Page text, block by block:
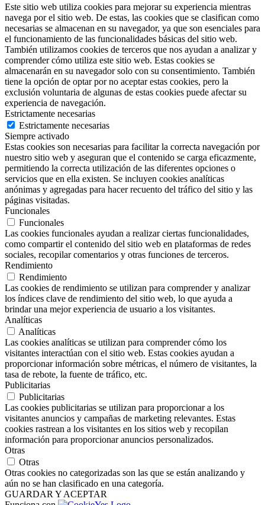
Este sitio web utiliza cookies para mejorar su experiencia mientras
navega por el sitio web. De estas, las cookies que se clasifican como
necesarias se almacenan en su navegador, ya que son esenciales para
el funcionamiento de las funcionalidades básicas del sitio web.
También utilizamos cookies de terceros que nos ayudan a analizar y
comprender cómo utiliza este sitio web. Estas cookies se
almacenarán en su navegador solo con su consentimiento. También
tiene la opción de optar por no aceptar estas cookies, pero la
exclusión voluntaria de algunas de estas cookies puede afectar su
experiencia de navegación.
Estrictamente necesarias
Estrictamente necesarias
Siempre activado
Estas cookies son necesarias para facilitar la correcta navegación por
nuestro sitio web y aseguran que el contenido se carga eficazmente,
permitiendo la correcta utilización de las diferentes opciones o
servicios que en ella existen. Se incluyen cookies analíticas
anónimas y agregadas para hacer recuento del tráfico del sitio y las
páginas visitadas.
Funcionales
Funcionales
Las cookies funcionales ayudan a realizar ciertas funcionalidades,
como compartir el contenido del sitio web en plataformas de redes
sociales, recopilar comentarios y otras funciones de terceros.
Rendimiento
Rendimiento
Las cookies de rendimiento se utilizan para comprender y analizar
los índices clave de rendimiento del sitio web, lo que ayuda a
brindar una mejor experiencia de usuario a los visitantes.
Analíticas
Analíticas
Las cookies analíticas se utilizan para comprender cómo los
visitantes interactúan con el sitio web. Estas cookies ayudan a
proporcionar información sobre métricas, el número de visitantes, la
tasa de rebote, la fuente de tráfico, etc.
Publicitarias
Publicitarias
Las cookies publicitarias se utilizan para proporcionar a los
visitantes anuncios y campañas de marketing relevantes. Estas
cookies rastrean a los visitantes en los sitios web y recopilan
información para proporcionar anuncios personalizados.
Otras
Otras
Otras cookies no categorizadas son las que se están analizando y
aún no se han clasificado en una categoría.
GUARDAR Y ACEPTAR